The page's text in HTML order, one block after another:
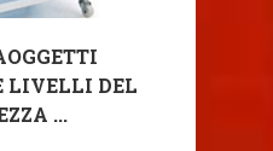
LIVELLI DEL
...